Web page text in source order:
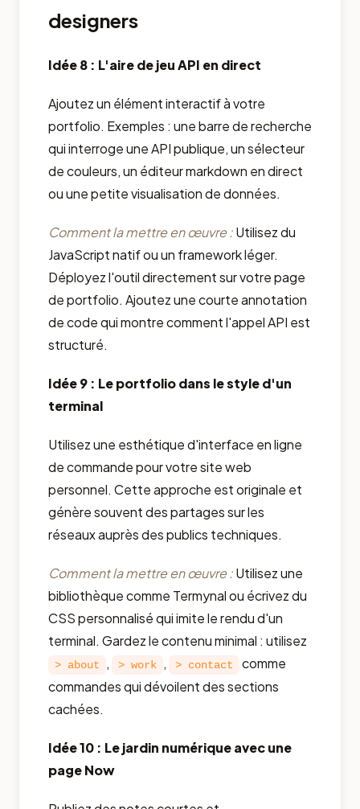
designers
Idée 8 : L'aire de jeu API en direct
Ajoutez un élément interactif à votre
portfolio. Exemples : une barre de recherche
qui interroge une API publique, un sélecteur
de couleurs, un éditeur markdown en direct
ou une petite visualisation de données.
Comment la mettre en œuvre :Utilisez du
JavaScript natif ou un framework léger.
Déployez l'outil directement sur votre page
de portfolio. Ajoutez une courte annotation
de code qui montre comment l'appel API est
structuré.
Idée 9 : Le portfolio dans le style d'un
terminal
Utilisez une esthétique d'interface en ligne
de commande pour votre site web
personnel. Cette approche est originale et
génère souvent des partages sur les
réseaux auprès des publics techniques.
Comment la mettre en œuvre :Utilisez une
bibliothèque comme Termynal ou écrivez du
CSS personnalisé qui imite le rendu d'un
terminal. Gardez le contenu minimal : utilisez
> about , > work , > contact
comme
commandes qui dévoilent des sections
cachées.
Idée 10 : Le jardin numérique avec une
page Now